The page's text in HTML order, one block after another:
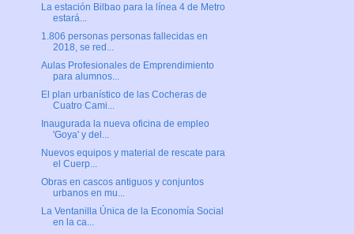
La estación Bilbao para la línea 4 de Metro
estará...
1.806 personas personas fallecidas en
2018, se red...
Aulas Profesionales de Emprendimiento
para alumnos...
El plan urbanístico de las Cocheras de
Cuatro Cami...
Inaugurada la nueva oficina de empleo
'Goya' y del...
Nuevos equipos y material de rescate para
el Cuerp...
Obras en cascos antiguos y conjuntos
urbanos en mu...
La Ventanilla Única de la Economía Social
en la ca...